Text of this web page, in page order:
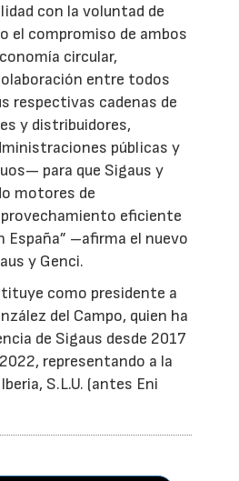
con la voluntad de
el compromiso de ambos
circular,
entre todos
respectivas cadenas de
y distribuidores,
públicas y
para que Sigaus y
motores de
eficiente
España” –afirma el nuevo
y Genci.
como presidente a
del Campo, quien ha
de Sigaus desde 2017
representando a la
S.L.U. (antes Eni